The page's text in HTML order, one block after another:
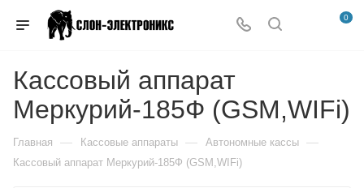
0
Кассовый аппарат
Меркурий-185Ф (GSM,WIFi)
Главная — Кассовые аппараты — Автономные кассы —
Кассовый аппарат Меркурий-185Ф (GSM,WIFi)